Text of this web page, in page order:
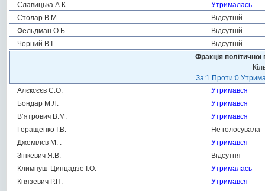
Славицька А.К.
Утрималась
Столар В.М.
Відсутній
Фельдман О.Б.
Відсутній
Чорний В.І.
Відсутній
Фракція
За:1 Проти:0
Алєксєєв С.О.
Утримався
Бондар М.Л.
Утримався
В’ятрович В.М.
Утримався
Геращенко І.В.
Не голосувала
Джемілєв М. .
Утримався
Зінкевич Я.В.
Відсутня
Климпуш-Цинцадзе І.О.
Утрималась
Князевич Р.П.
Утримався